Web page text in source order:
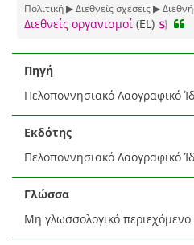
Πολιτική ▶ Διεθνείς σχέσεις ▶
Διεθνείς οργανισμοί (EL)
Πηγή
Πελοποννησιακό Λαογραφικό
Εκδότης
Πελοποννησιακό Λαογραφικό
Γλώσσα
Μη γλωσσολογικό